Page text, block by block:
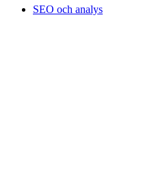
SEO och analys